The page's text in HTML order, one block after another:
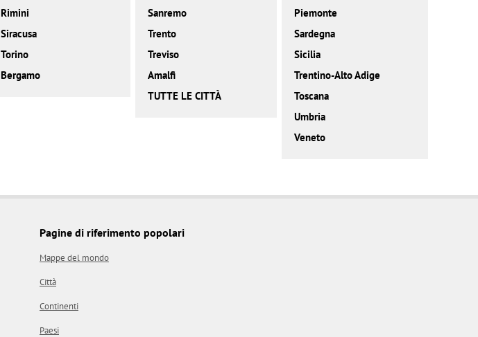
Rimini
Siracusa
Torino
Bergamo
Sanremo
Trento
Treviso
Amalfi
TUTTE LE CITTÀ
Piemonte
Sardegna
Sicilia
Trentino-Alto Adige
Toscana
Umbria
Veneto
Pagine di riferimento popolari
Mappe del mondo
Città
Continenti
Paesi